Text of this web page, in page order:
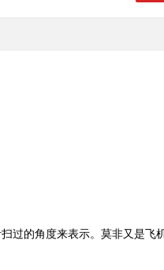
过的角度来表示。莫非又是飞